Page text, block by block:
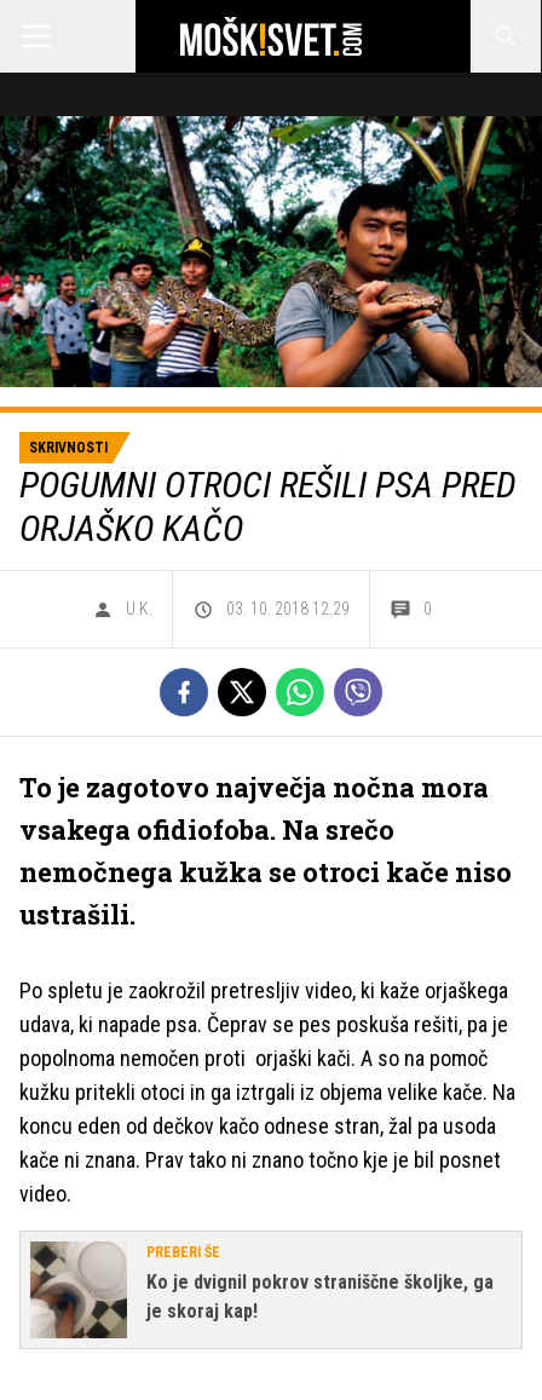
SKRIVNOSTI
POGUMNI OTROCI REŠILI PSA PRED
ORJAŠKO KAČO
U.K. 03. 10. 2018 12.29 0
To je zagotovo največja nočna mora
vsakega ofidiofoba. Na srečo
nemočnega kužka se otroci kače niso
ustrašili.
Po spletu je zaokrožil pretresljiv video, ki kaže orjaškega
udava, ki napade psa. Čeprav se pes poskuša rešiti, pa je
popolnoma nemočen proti orjaški kači. A so na pomoč
kužku pritekli otoci in ga iztrgali iz objema velike kače. Na
koncu eden od dečkov kačo odnese stran, žal pa usoda
kače ni znana. Prav tako ni znano točno kje je bil posnet
video.
PREBERI ŠE
Ko je dvignil pokrov straniščne školjke, ga
je skoraj kap!